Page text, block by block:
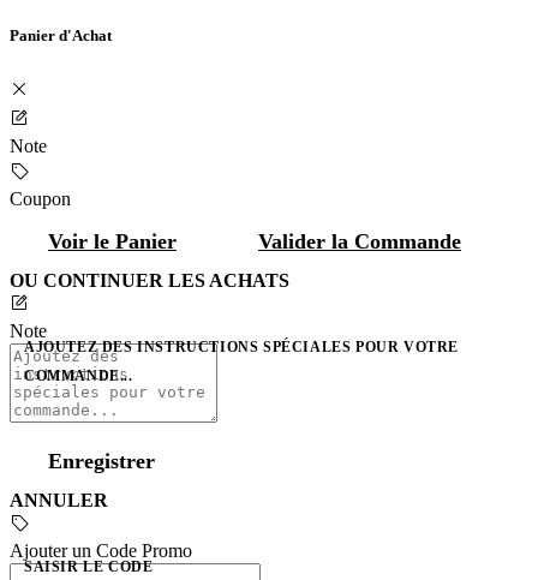
Panier d'Achat
Note
Coupon
Voir le Panier Valider la Commande
OU CONTINUER LES ACHATS
Note
AJOUTEZ DES INSTRUCTIONS SPÉCIALES POUR VOTRE
COMMANDE...
Enregistrer
ANNULER
Ajouter un Code Promo
SAISIR LE CODE